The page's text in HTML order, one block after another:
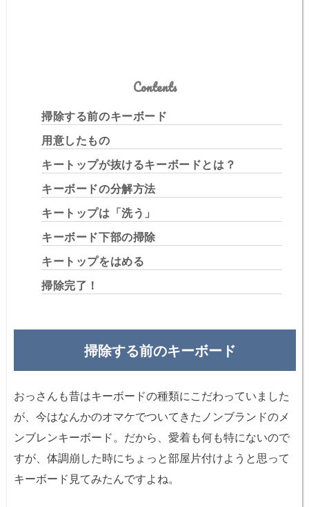
Contents
掃除する前のキーボード
用意したもの
キートップが抜けるキーボードとは？
キーボードの分解方法
キートップは「洗う」
キーボード下部の掃除
キートップをはめる
掃除完了！
掃除する前のキーボード
おっさんも昔はキーボードの種類にこだわっていました
が、今はなんかのオマケでついてきたノンブランドのメ
ンブレンキーボード。だから、愛着も何も特にないので
すが、体調崩した時にちょっと部屋片付けようと思って
キーボード見てみたんですよね。